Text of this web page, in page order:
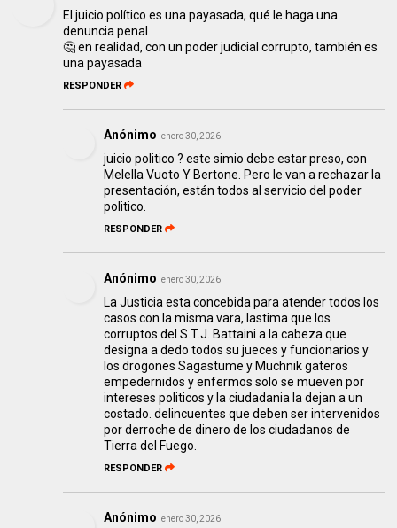
El juicio político es una payasada, qué le haga una
denuncia penal
🤔 en realidad, con un poder judicial corrupto, también es
una payasada
RESPONDER
Anónimo enero 30, 2026
juicio politico ? este simio debe estar preso, con
Melella Vuoto Y Bertone. Pero le van a rechazar la
presentación, están todos al servicio del poder
politico.
RESPONDER
Anónimo enero 30, 2026
La Justicia esta concebida para atender todos los
casos con la misma vara, lastima que los
corruptos del S.T.J. Battaini a la cabeza que
designa a dedo todos su jueces y funcionarios y
los drogones Sagastume y Muchnik gateros
empedernidos y enfermos solo se mueven por
intereses politicos y la ciudadania la dejan a un
costado. delincuentes que deben ser intervenidos
por derroche de dinero de los ciudadanos de
Tierra del Fuego.
RESPONDER
Anónimo enero 30, 2026